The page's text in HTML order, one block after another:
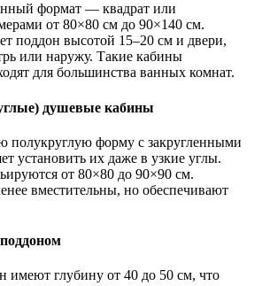
формат — квадрат или
от 80×80 см до 90×140 см.
поддон высотой 15–20 см и двери,
или наружу. Такие кабины
для большинства ванных комнат.
душевые кабины
полукруглую форму с закругленными
установить их даже в узкие углы.
от 80×80 до 90×90 см.
вместительны, но обеспечивают
имеют глубину от 40 до 50 см, что